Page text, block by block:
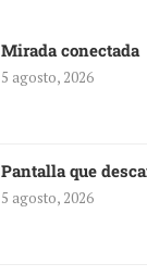
Mirada conectada
5 agosto, 2026
Pantalla que
5 agosto, 2026